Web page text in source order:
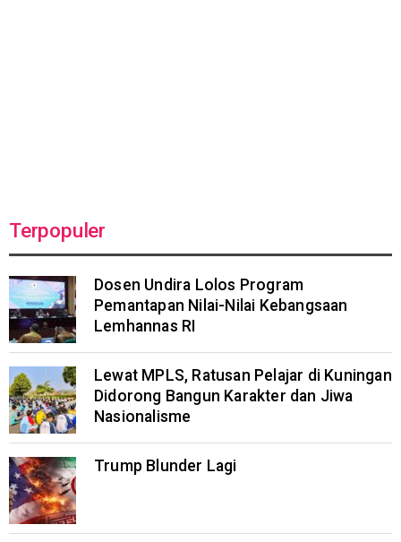
Terpopuler
Dosen Undira Lolos Program
Pemantapan Nilai-Nilai Kebangsaan
Lemhannas RI
Lewat MPLS, Ratusan Pelajar di Kuningan
Didorong Bangun Karakter dan Jiwa
Nasionalisme
Trump Blunder Lagi